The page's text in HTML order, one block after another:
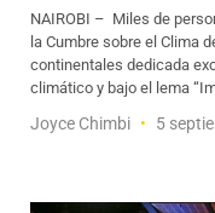
NAIROBI – Miles de
la Cumbre sobre el Clima
continentales dedicada
climático y bajo el lema
Joyce Chimbi 5